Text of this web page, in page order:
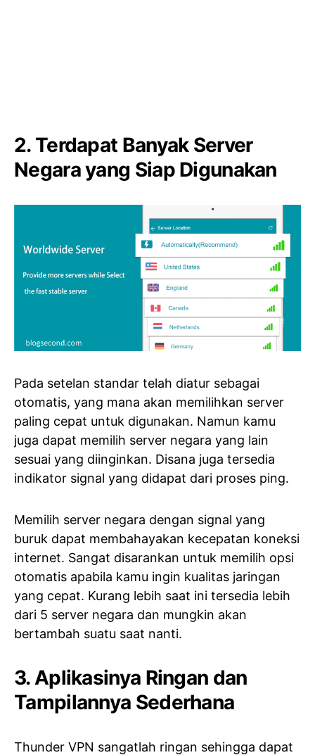
2. Terdapat Banyak Server
Negara yang Siap Digunakan
Pada setelan standar telah diatur sebagai
otomatis, yang mana akan memilihkan server
paling cepat untuk digunakan. Namun kamu
juga dapat memilih server negara yang lain
sesuai yang diinginkan. Disana juga tersedia
indikator signal yang didapat dari proses ping.
Memilih server negara dengan signal yang
buruk dapat membahayakan kecepatan koneksi
internet. Sangat disarankan untuk memilih opsi
otomatis apabila kamu ingin kualitas jaringan
yang cepat. Kurang lebih saat ini tersedia lebih
dari 5 server negara dan mungkin akan
bertambah suatu saat nanti.
3. Aplikasinya Ringan dan
Tampilannya Sederhana
Thunder VPN sangatlah ringan sehingga dapat